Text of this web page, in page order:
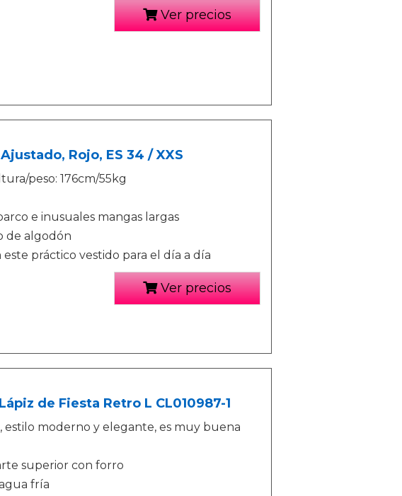
Ver precios
Rojo, ES 34 / XXS
peso: 176cm/55kg
e inusuales mangas largas
de algodón
práctico vestido para el día a día
Ver precios
de Fiesta Retro L CL010987-1
estilo moderno y elegante, es muy buena
superior con forro
fría